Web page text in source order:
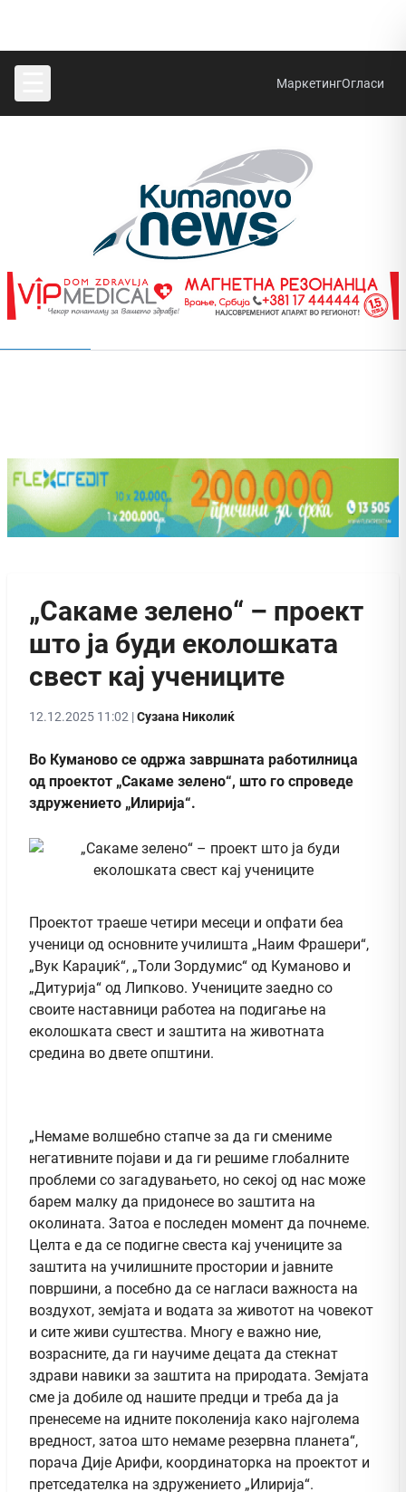
МаркетингОгласи
„Сакаме зелено“ – проект
што ја буди еколошката
свест кај учениците
12.12.2025 11:02 |Сузана Николиќ
Во Куманово се одржа завршната работилница
од проектот „Сакаме зелено“, што го спроведе
здружението „Илирија“.
Проектот траеше четири месеци и опфати беа
ученици од основните училишта „Наим Фрашери“,
„Вук Караџиќ“, „Толи Зордумис“ од Куманово и
„Дитурија“ од Липково. Учениците заедно со
своите наставници работеа на подигање на
еколошката свест и заштита на животната
средина во двете општини.
„Немаме волшебно стапче за да ги смениме
негативните појави и да ги решиме глобалните
проблеми со загадувањето, но секој од нас може
барем малку да придонесе во заштита на
околината. Затоа е последен момент да почнеме.
Целта е да се подигне свеста кај учениците за
заштита на училишните простории и јавните
површини, а посебно да се нагласи важноста на
воздухот, земјата и водата за животот на човекот
и сите живи суштества. Многу е важно ние,
возрасните, да ги научиме децата да стекнат
здрави навики за заштита на природата. Земјата
сме ја добиле од нашите предци и треба да ја
пренесеме на идните поколенија како најголема
вредност, затоа што немаме резервна планета“,
порача Дије Арифи, координаторка на проектот и
претседателка на здружението „Илирија“.